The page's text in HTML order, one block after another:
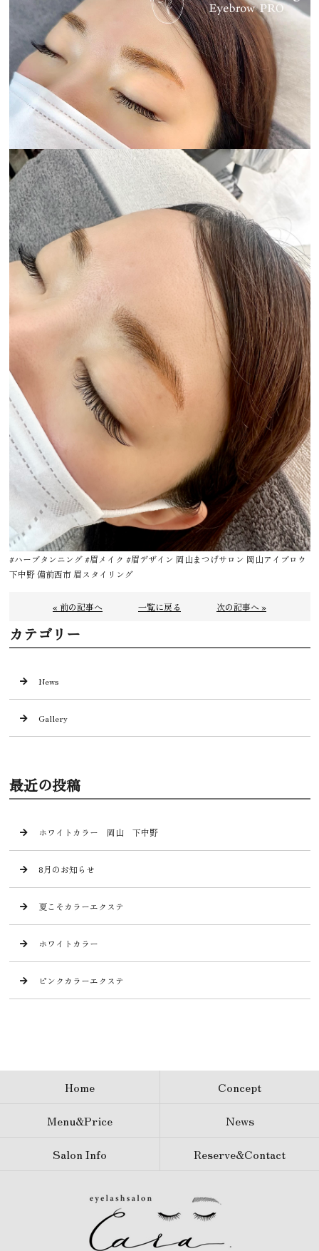
#ハーブタンニング #眉メイク #眉デザイン 岡山まつげサロン 岡山アイブロウ
下中野 備前西市 眉スタイリング
« 前の記事へ 一覧に戻る 次の記事へ »
カテゴリー
News
Gallery
最近の投稿
ホワイトカラー 岡山 下中野
8月のお知らせ
夏こそカラーエクステ
ホワイトカラー
ピンクカラーエクステ
Home
Concept
Menu&Price
News
Salon Info
Reserve&Contact